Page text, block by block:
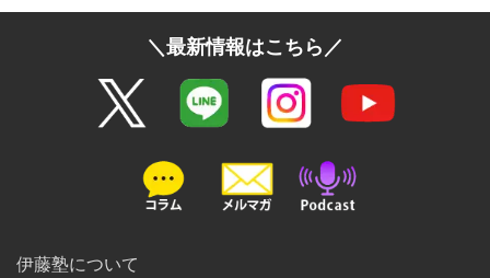
＼最新情報はこちら／
伊藤塾について